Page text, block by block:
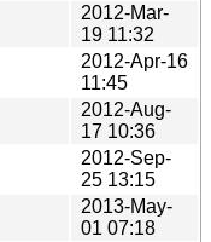
2012-Mar-
19 11:32
2012-Apr-16
11:45
2012-Aug-
17 10:36
2012-Sep-
25 13:15
2013-May-
01 07:18